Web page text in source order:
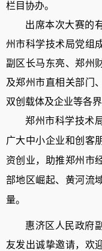
栏目协办。
出席本次大赛的有
州市科学技术局党组
副区长马东亮、郑州
及郑州市直相关部门
双创载体及企业等各
郑州市科学技术
广大中小企业和创客
资创业，助推郑州市
部地区崛起、黄河流
量。
惠济区人民政府
友发出诚挚邀请，欢